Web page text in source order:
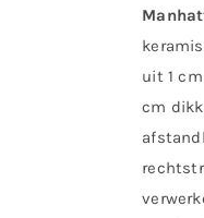
uit 1
cm